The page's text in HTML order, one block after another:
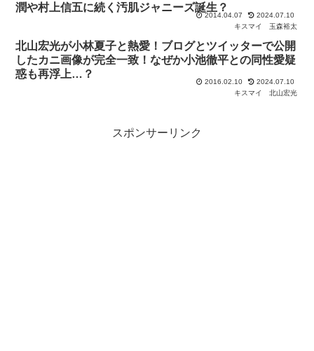
潤や村上信五に続く汚肌ジャニーズ誕生？
2014.04.07
2024.07.10
キスマイ
玉森裕太
北山宏光が小林夏子と熱愛！ブログとツイッターで公開
したカニ画像が完全一致！なぜか小池徹平との同性愛疑
惑も再浮上…？
2016.02.10
2024.07.10
キスマイ
北山宏光
スポンサーリンク